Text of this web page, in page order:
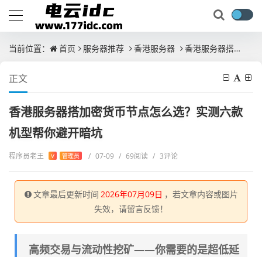
当前位置： 首页 服务器推荐 香港服务器 香港服务器搭加密货币节点怎么选？实测六款机型帮你避开暗坑
正文
香港服务器搭加密货币节点怎么选？实测六款
机型帮你避开暗坑
程序员老王 V 管理员 / 07-09 / 69阅读 / 3评论
文章最后更新时间 2026年07月09日 ，若文章内容或图片
失效，请留言反馈！
高频交易与流动性挖矿——你需要的是超低延